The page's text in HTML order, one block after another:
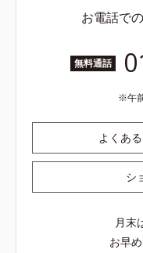
お電話で
無料通話
午
よくあ
シ
月末
お早